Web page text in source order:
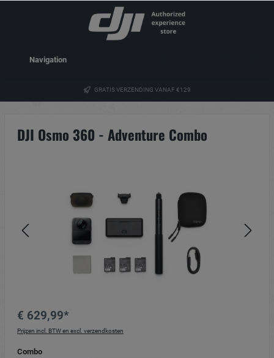
Navigation
GRATIS VERZENDING VANAF €129
DJI Osmo 360 - Adventure Combo
€ 629,99*
Prijzen incl. BTW en excl. verzendkosten
Combo